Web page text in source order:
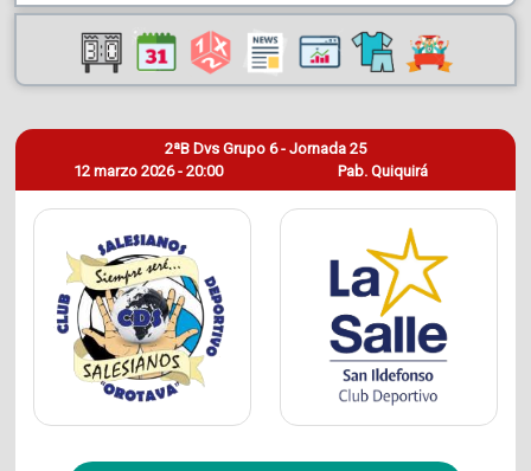
12 marzo 2026 - 20:00
2ªB Dvs Grupo 6 - Jornada 25
Pab. Quiquirá